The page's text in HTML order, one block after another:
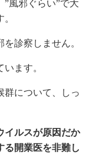
風邪ぐらい”で大
診察しません。
ます。
群について、しっ
イルスが原因だか
る開業医を非難し